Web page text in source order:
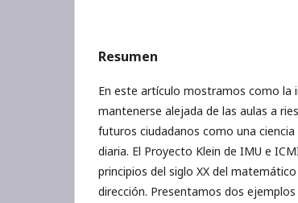
Resumen
En este artículo mostramos como la
mantenerse alejada de las aulas a
futuros ciudadanos como una
diaria. El Proyecto Klein de IMU e
principios del siglo XX del
dirección. Presentamos dos